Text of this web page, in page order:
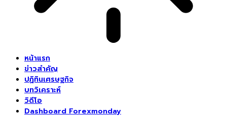
หน้าแรก
ข่าวสำคัญ
ปฏิทินเศรษฐกิจ
บทวิเคราะห์
วิดีโอ
Dashboard Forexmonday